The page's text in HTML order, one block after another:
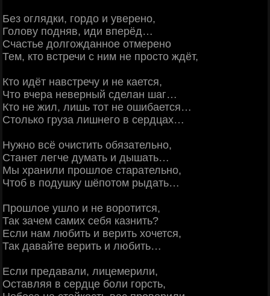
Без оглядки, гордо и уверено,
Голову подняв, иди вперёд…
Счастье долгожданное отмерено
Тем, кто встречи с ним не просто ждёт,
Кто идёт навстречу и не кается,
Что вчера неверный сделан шаг…
Кто не жил, лишь тот не ошибается…
Столько груза лишнего в сердцах…
Нужно всё очистить обязательно,
Станет легче думать и дышать…
Мы хранили прошлое старательно,
Чтоб в подушку шёпотом рыдать…
Прошлое ушло и не воротится,
Так зачем самих себя казнить?
Если нам любить и верить хочется,
Так давайте верить и любить…
Если предавали, лицемерили,
Оставляя в сердце боли горсть,